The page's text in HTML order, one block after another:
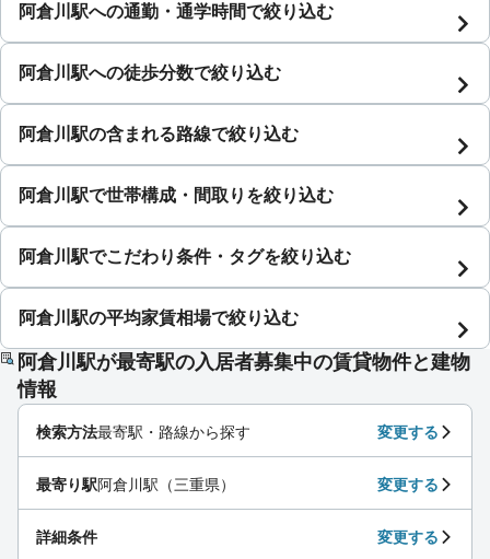
阿倉川駅への通勤・通学時間で絞り込む
阿倉川駅への徒歩分数で絞り込む
阿倉川駅の含まれる路線で絞り込む
阿倉川駅で世帯構成・間取りを絞り込む
阿倉川駅でこだわり条件・タグを絞り込む
阿倉川駅の平均家賃相場で絞り込む
阿倉川駅が最寄駅の入居者募集中の賃貸物件と建物
情報
検索方法最寄駅・路線から探す 変更する
最寄り駅阿倉川駅（三重県） 変更する
詳細条件 変更する